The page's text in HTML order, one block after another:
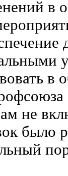
в
не
было